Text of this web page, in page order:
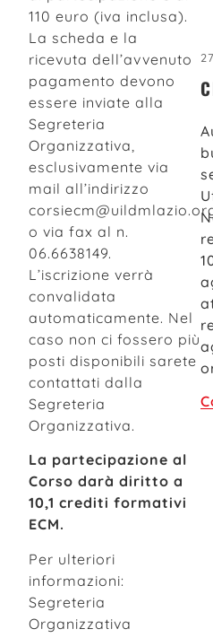
110 euro (iva inclusa).
La scheda e la
ricevuta dell’avvenuto
pagamento devono
essere inviate alla
Segreteria
Organizzativa,
esclusivamente via
mail all’indirizzo
o via fax al n.
06.6638149.
L’iscrizione verrà
convalidata
automaticamente. Nel
caso non ci fossero più
posti disponibili sarete
contattati dalla
Segreteria
Organizzativa.
La partecipazione al
Corso darà diritto a
10,1 crediti formativi
ECM.
Per ulteriori
informazioni:
Segreteria
Organizzativa